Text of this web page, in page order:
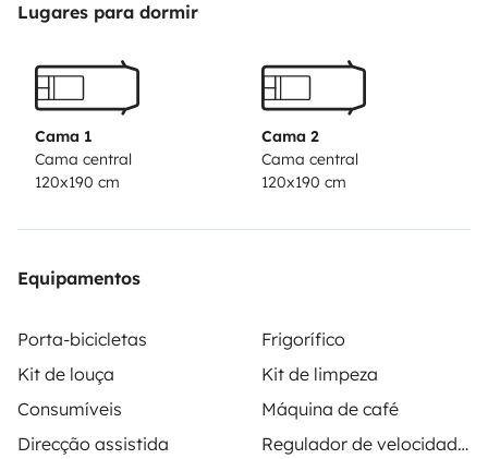
Lugares para dormir
Cama 1
Cama central
120x190 cm
Cama 2
Cama central
120x190 cm
Equipamentos
Porta-bicicletas
Frigorífico
Kit de louça
Kit de limpeza
Consumíveis
Máquina de café
Direcção assistida
Regulador de velocidade / Cruise Control